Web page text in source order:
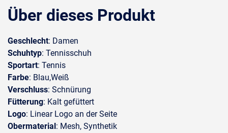
Über dieses Produkt
Geschlecht: Damen
Schuhtyp: Tennisschuh
Sportart: Tennis
Farbe: Blau,Weiß
Verschluss: Schnürung
Fütterung: Kalt gefüttert
Logo: Linear Logo an der Seite
Obermaterial: Mesh, Synthetik